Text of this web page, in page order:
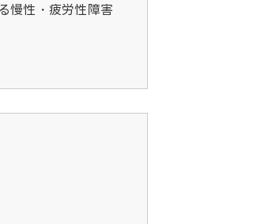
慢性・疲労性障害